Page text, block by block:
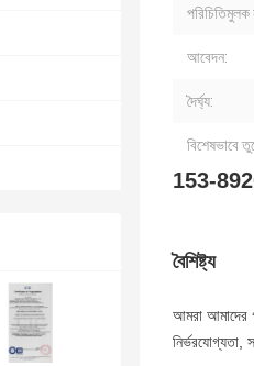
পরিচিতিমুলক
আবেদন:
দৈর্ঘ্য:
বিশেষভাবে
153-
বৈশিষ্ট্য
আমরা আমাদের
নির্ভরযোগ্যতা,